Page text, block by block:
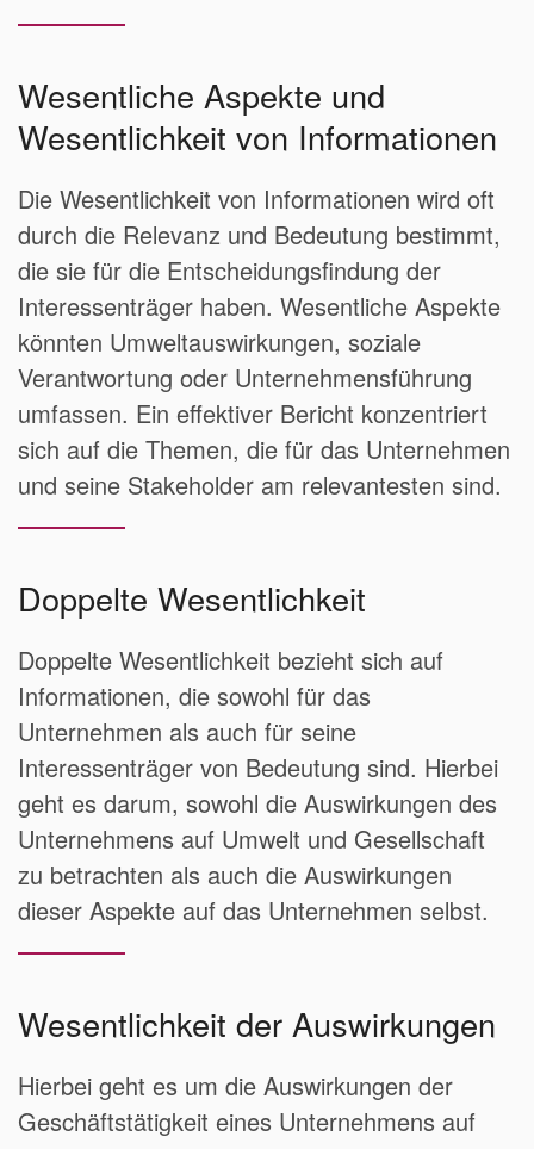
Wesentliche Aspekte und
Wesentlichkeit von Informationen
Die Wesentlichkeit von Informationen wird oft
durch die Relevanz und Bedeutung bestimmt,
die sie für die Entscheidungsfindung der
Interessenträger haben. Wesentliche Aspekte
könnten Umweltauswirkungen, soziale
Verantwortung oder Unternehmensführung
umfassen. Ein effektiver Bericht konzentriert
sich auf die Themen, die für das Unternehmen
und seine Stakeholder am relevantesten sind.
Doppelte Wesentlichkeit
Doppelte Wesentlichkeit bezieht sich auf
Informationen, die sowohl für das
Unternehmen als auch für seine
Interessenträger von Bedeutung sind. Hierbei
geht es darum, sowohl die Auswirkungen des
Unternehmens auf Umwelt und Gesellschaft
zu betrachten als auch die Auswirkungen
dieser Aspekte auf das Unternehmen selbst.
Wesentlichkeit der Auswirkungen
Hierbei geht es um die Auswirkungen der
Geschäftstätigkeit eines Unternehmens auf